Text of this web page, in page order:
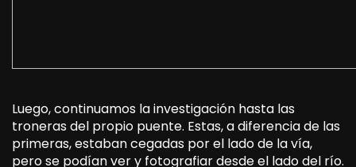
Luego, continuamos la investigación hasta las
troneras del propio puente. Estas, a diferencia de las
primeras, estaban cegadas por el lado de la vía,
pero se podían ver y fotografiar desde el lado del río.